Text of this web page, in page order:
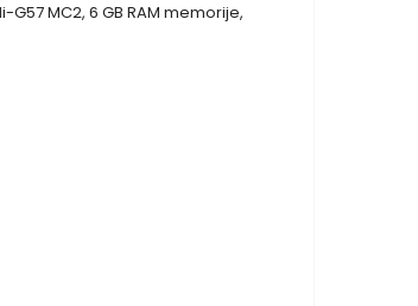
MC2, 6 GB RAM memorije,